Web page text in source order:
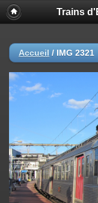
Trains
Accueil / IMG 2321